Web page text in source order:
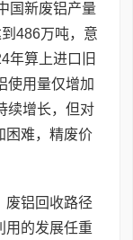
国新废铝产量
486万吨，意
年算上进口旧
使用量仅增加
续增长，但对
困难，精废价
废铝回收路径
用的发展任重